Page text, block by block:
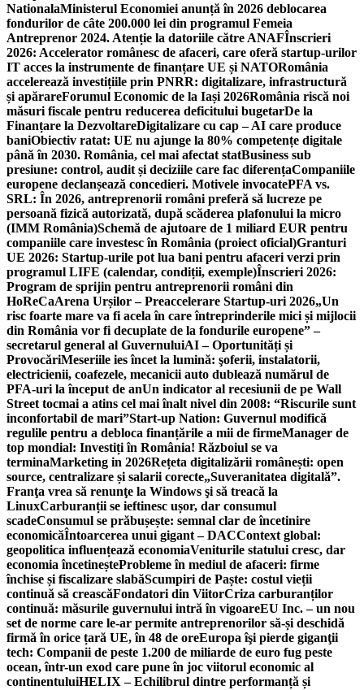
NationalaMinisterul Economiei anunță în 2026 deblocarea
fondurilor de câte 200.000 lei din programul Femeia
Antreprenor 2024. Atenție la datoriile către ANAFÎnscrieri
2026: Accelerator românesc de afaceri, care oferă startup-urilor
IT acces la instrumente de finanțare UE și NATORomânia
accelerează investițiile prin PNRR: digitalizare, infrastructură
și apărareForumul Economic de la Iași 2026România riscă noi
măsuri fiscale pentru reducerea deficitului bugetarDe la
Finanțare la DezvoltareDigitalizare cu cap – AI care produce
baniObiectiv ratat: UE nu ajunge la 80% competențe digitale
până în 2030. România, cel mai afectat statBusiness sub
presiune: control, audit și deciziile care fac diferențaCompaniile
europene declanșează concedieri. Motivele invocatePFA vs.
SRL: În 2026, antreprenorii români preferă să lucreze pe
persoană fizică autorizată, după scăderea plafonului la micro
(IMM România)Schemă de ajutoare de 1 miliard EUR pentru
companiile care investesc în România (proiect oficial)Granturi
UE 2026: Startup-urile pot lua bani pentru afaceri verzi prin
programul LIFE (calendar, condiții, exemple)Înscrieri 2026:
Program de sprijin pentru antreprenorii români din
HoReCaArena Urșilor – Preaccelerare Startup-uri 2026„Un
risc foarte mare va fi acela în care întreprinderile mici și mijlocii
din România vor fi decuplate de la fondurile europene” –
secretarul general al GuvernuluiAI – Oportunități și
ProvocăriMeseriile ies încet la lumină: şoferii, instalatorii,
electricienii, coafezele, mecanicii auto dublează numărul de
PFA-uri la început de anUn indicator al recesiunii de pe Wall
Street tocmai a atins cel mai înalt nivel din 2008: “Riscurile sunt
inconfortabil de mari”Start-up Nation: Guvernul modifică
regulile pentru a debloca finanțările a mii de firmeManager de
top mondial: Investiți în România! Războiul se va
terminaMarketing in 2026Rețeta digitalizării românești: open
source, centralizare și salarii corecte„Suveranitatea digitală”.
Franţa vrea să renunţe la Windows şi să treacă la
LinuxCarburanții se ieftinesc ușor, dar consumul
scadeConsumul se prăbușește: semnal clar de încetinire
economicăÎntoarcerea unui gigant – DACContext global:
geopolitica influențează economiaVeniturile statului cresc, dar
economia încetineșteProbleme în mediul de afaceri: firme
închise și fiscalizare slabăScumpiri de Paște: costul vieții
continuă să creascăFondatori din ViitorCriza carburanților
continuă: măsurile guvernului intră în vigoareEU Inc. – un nou
set de norme care le-ar permite antreprenorilor să-și deschidă
firmă în orice țară UE, în 48 de oreEuropa îşi pierde giganţii
tech: Companii de peste 1.200 de miliarde de euro fug peste
ocean, într-un exod care pune în joc viitorul economic al
continentuluiHELIX – Echilibrul dintre performanță și